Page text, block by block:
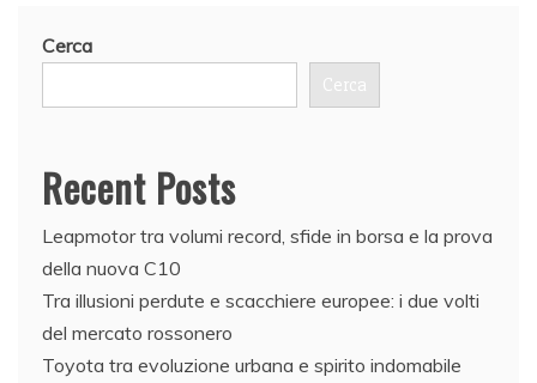
Cerca
Cerca
Recent Posts
Leapmotor tra volumi record, sfide in borsa e la prova
della nuova C10
Tra illusioni perdute e scacchiere europee: i due volti
del mercato rossonero
Toyota tra evoluzione urbana e spirito indomabile